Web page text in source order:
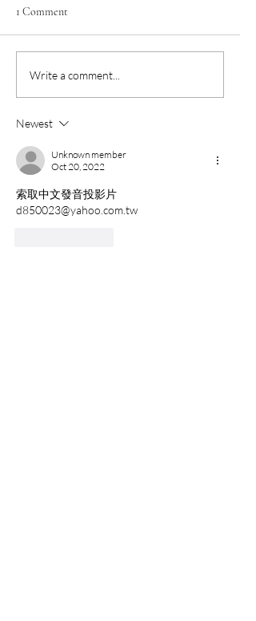
3 組 Google NotebookLM
教學」投影片！
1 Comment
Write a comment...
Newest
Unknown member
Oct 20, 2022
索取中文發音投影片
d850023@yahoo.com.tw